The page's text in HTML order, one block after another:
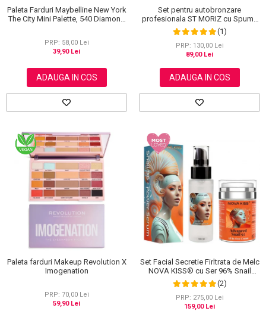
Paleta Farduri Maybelline New York
The City Mini Palette, 540 Diamond
PRP: 58,00 Lei
39,90 Lei
ADAUGA IN COS
Set pentru autobronzare
profesionala ST MORIZ cu Spuma
Dark Fast Drying si Manusa Velvet
Tanning Mitt
(1)
PRP: 130,00 Lei
89,00 Lei
ADAUGA IN COS
Paleta farduri Makeup Revolution X
Imogenation
PRP: 70,00 Lei
59,90 Lei
Set Facial Secretie Firltrata de Melc
NOVA KISS® cu Ser 96% Snail
Power si Crema Advanced Snail 92
All in One
(2)
PRP: 275,00 Lei
159,00 Lei